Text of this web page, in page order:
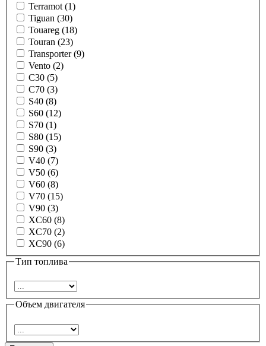
Terramot (1)
Tiguan (30)
Touareg (18)
Touran (23)
Transporter (9)
Vento (2)
C30 (5)
C70 (3)
S40 (8)
S60 (12)
S70 (1)
S80 (15)
S90 (3)
V40 (7)
V50 (6)
V60 (8)
V70 (15)
V90 (3)
XC60 (8)
XC70 (2)
XC90 (6)
Тип топлива
Объем двигателя